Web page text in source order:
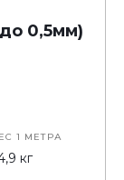
0,5мм)
1 МЕТРА
кг